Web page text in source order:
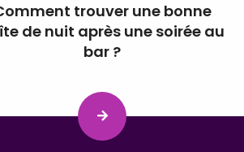
trouver une bonne
de nuit après une soirée au
bar ?